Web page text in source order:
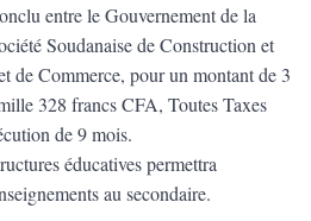
entre le Gouvernement de la
Soudanaise de Construction et
de Commerce, pour un montant de 3
328 francs CFA, Toutes Taxes
de 9 mois.
éducatives permettra
au secondaire.